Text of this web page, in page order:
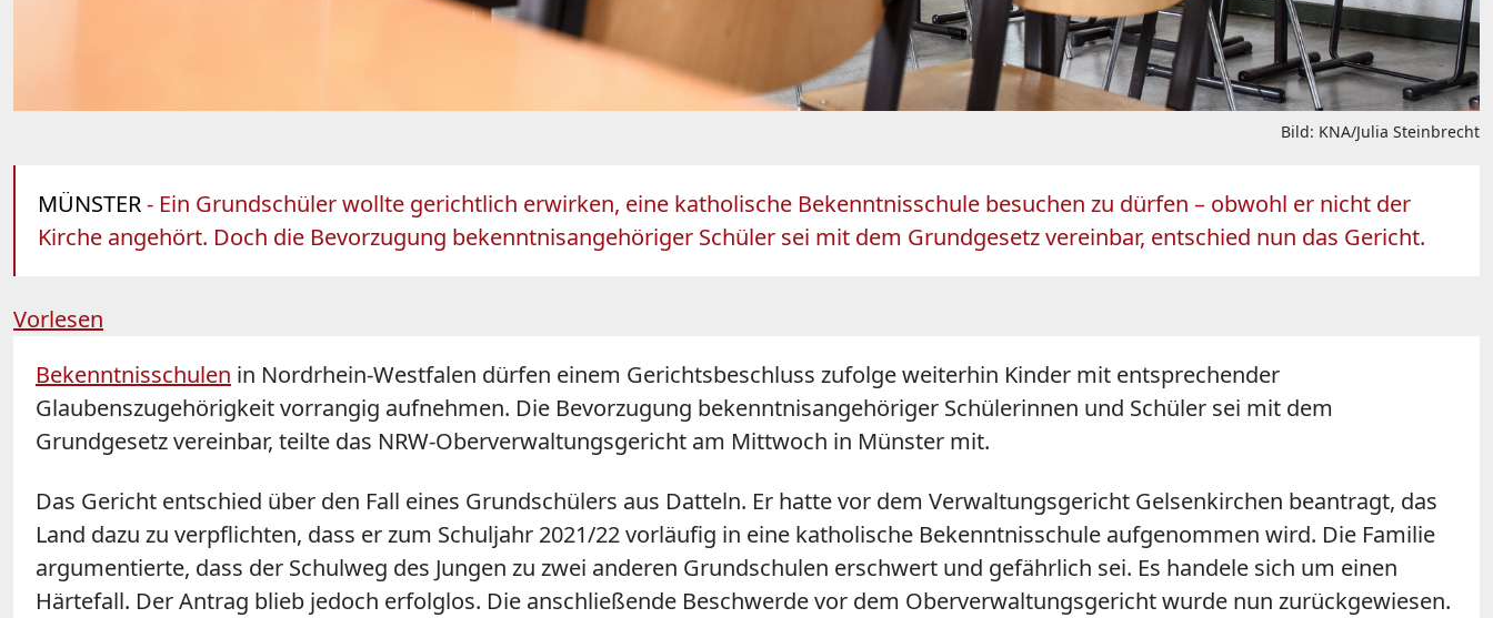
Bild: KNA/Julia Steinbrecht
MÜNSTER- Ein Grundschüler wollte gerichtlich erwirken, eine katholische Bekenntnisschule besuchen zu dürfen – obwohl er nicht der
Kirche angehört. Doch die Bevorzugung bekenntnisangehöriger Schüler sei mit dem Grundgesetz vereinbar, entschied nun das Gericht.
Vorlesen
Bekenntnisschulen in Nordrhein-Westfalen dürfen einem Gerichtsbeschluss zufolge weiterhin Kinder mit entsprechender
Glaubenszugehörigkeit vorrangig aufnehmen. Die Bevorzugung bekenntnisangehöriger Schülerinnen und Schüler sei mit dem
Grundgesetz vereinbar, teilte das NRW-Oberverwaltungsgericht am Mittwoch in Münster mit.
Das Gericht entschied über den Fall eines Grundschülers aus Datteln. Er hatte vor dem Verwaltungsgericht Gelsenkirchen beantragt, das
Land dazu zu verpflichten, dass er zum Schuljahr 2021/22 vorläufig in eine katholische Bekenntnisschule aufgenommen wird. Die Familie
argumentierte, dass der Schulweg des Jungen zu zwei anderen Grundschulen erschwert und gefährlich sei. Es handele sich um einen
Härtefall. Der Antrag blieb jedoch erfolglos. Die anschließende Beschwerde vor dem Oberverwaltungsgericht wurde nun zurückgewiesen.